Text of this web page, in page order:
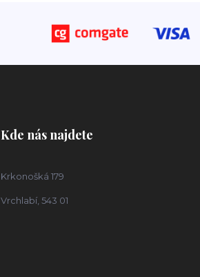
Kde nás najdete
Krkonošká 179
Vrchlabí, 543 01